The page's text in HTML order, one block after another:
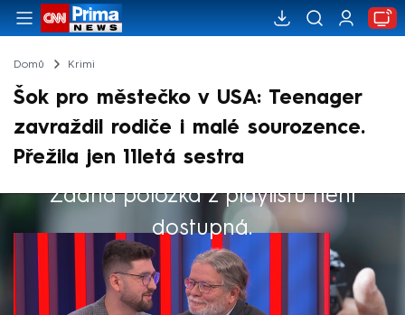
Domů Krimi
Šok pro městečko v USA: Teenager
zavraždil rodiče i malé sourozence.
Přežila jen 11letá sestra
Žádná položka z playlistu není
dostupná.
Výběr redakce